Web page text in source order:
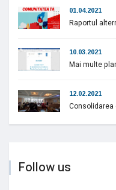
01.04.2021
Raportul
10.03.2021
Mai multe
12.02.2021
Follow us